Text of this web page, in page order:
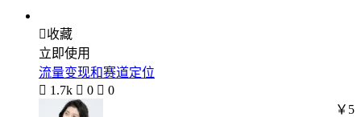
收藏
立即使用
流量变现和赛道定位
 1.7k  0  0
￥5